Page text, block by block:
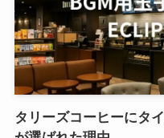
タリーズコーヒーにタ